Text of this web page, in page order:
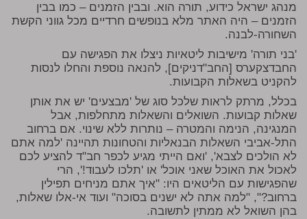
מנהג ישראל כידוע, תורה הוא. ובבין הזמנים – כמו בבין
הזמנים – היה האתר מלא בנופשים חרדיים מכל גווני הקשת
השחורה-לבנה.
'בני תורה' מישיבות ליטאיות ניצלו את הפגישה עם
החבדצקערס [החב"דניקים], להנאה נוספת והחלו לנסות
להקניט בשאלות הקבועות.
בכלל, מרתק לראות שלכל סוג של 'מבצעים' יש את אותן
שאלות קבועות. השואלים והשאלות מתחלפות, אבל
המנגינה, הנימה והמטרה – נותרות ללא שינוי. אם ברחוב
התל-אביבי השאלות הבנאליות והטחונות תהיינה 'למה אתם
לא הולכים לצבא', 'ואם הייתי מגיע לכפר חב"ד להציע לכם
לאכול את האוכל שאני אוכל' או 'תלכו לעבוד!', הרי
שהפגישות עם הליטאים היו: "איך אתם מניחים תפילין
ברחוב?", "למה אתה לא ישנים בסוכה" ועוד אי-אלו שאלות,
בהן השואל לא ממתין לתשובה.